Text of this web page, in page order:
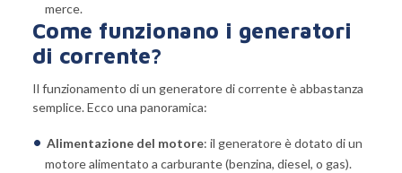
merce.
Come funzionano i generatori
di corrente?
Il funzionamento di un generatore di corrente è abbastanza
semplice. Ecco una panoramica:
Alimentazione del motore: il generatore è dotato di un
motore alimentato a carburante (benzina, diesel, o gas).